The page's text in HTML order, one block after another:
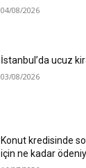
04/08/2026
İstanbul’da ucuz
03/08/2026
Konut kredisinde
için ne kadar